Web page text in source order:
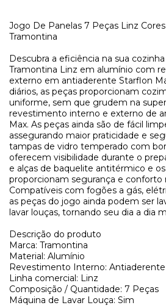
Jogo De Panelas 7 Peças Linz
Tramontina
Descubra a eficiência na sua
Tramontina Linz em alumínio com
externo em antiaderente Starflon
diários, as peças proporcionam
uniforme, sem que grudem na
revestimento interno e externo de
Max. As peças ainda são de fácil
assegurando maior praticidade e
tampas de vidro temperado com
oferecem visibilidade durante o
e alças de baquelite antitérmico e
proporcionam segurança e conforto
Compatíveis com fogões a gás,
as peças do jogo ainda podem ser
lavar louças, tornando seu dia a dia
Descrição do produto
Marca: Tramontina
Material: Alumínio
Revestimento Interno: Antiaderente
Linha comercial: Linz
Composição / Quantidade: 7 Peças
Máquina de Lavar Louça: Sim